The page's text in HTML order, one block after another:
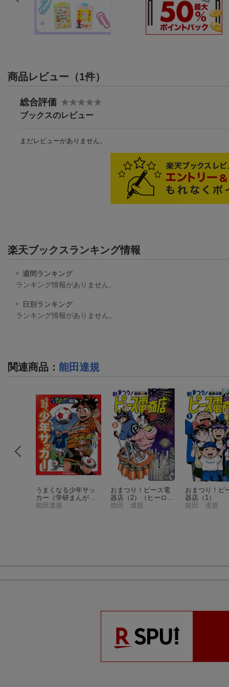
商品レビュー（1件）
総合評価
ブックスのレビュー
まだレビューがありません。
楽天ブックスランキング情報
週間ランキング
ランキング情報がありません。
日別ランキング
ランキング情報がありません。
関連商品 ： 能田達規
うまくなる少年サッ
カー （学研まんが入
門シリーズNEO）
能田達規
おまつり！ピース電
器店（2）
（ヒーロー
ズコミックス）
能田 達規
おまつり！ピ
器店（1）
能田 達規